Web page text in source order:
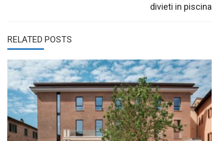
divieti in piscina
RELATED POSTS